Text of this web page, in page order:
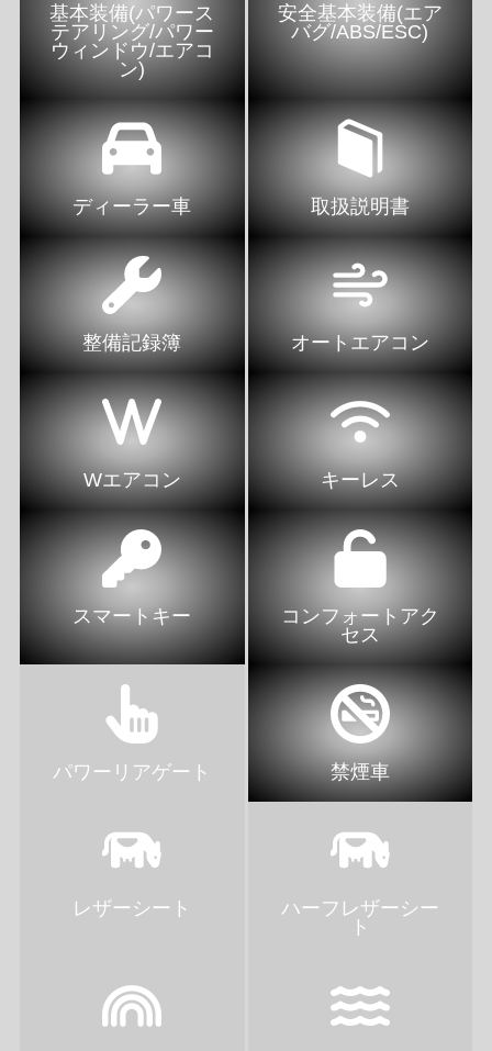
基本装備(パワース
テアリング/パワー
ウィンドウ/エアコ
ン)
安全基本装備(エア
バグ/ABS/ESC)
ディーラー車 取扱説明書
整備記録簿 オートエアコン
Wエアコン キーレス
スマートキー
コンフォートアク
セス
パワーリアゲート 禁煙車
レザーシート
ハーフレザーシー
ト